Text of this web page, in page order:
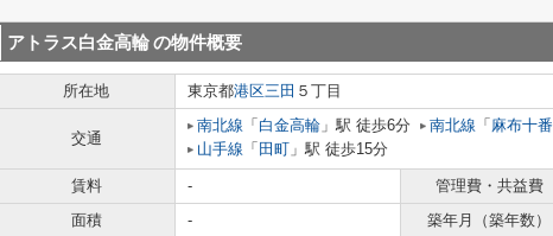
アトラス白金高輪の物件概要
所在地 東京都港区三田 ５丁目
交通
南北線 「 白金高輪 」駅 徒歩6分 南北線 「 麻布十番
山手線 「 田町 」駅 徒歩15分
賃料 - 管理費・共益費
面積
- 築年月（築年数）